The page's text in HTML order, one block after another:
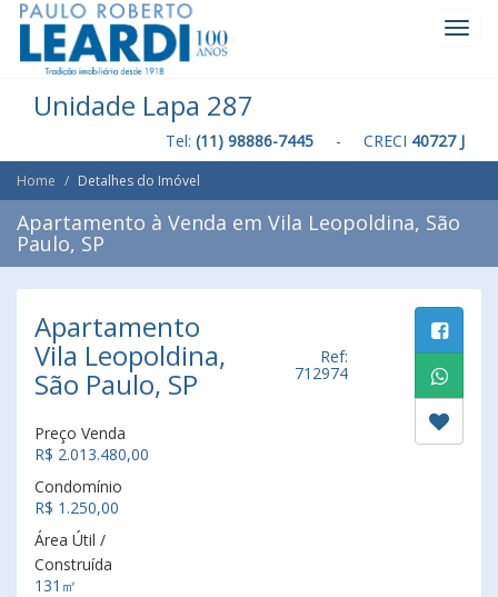
Unidade Lapa 287
Tel: (11) 98886-7445 - CRECI 40727 J
Home Detalhes do Imóvel
Apartamento à Venda em Vila Leopoldina, São
Paulo, SP
Apartamento
Vila Leopoldina,
São Paulo, SP
Ref:
712974
Preço Venda
R$ 2.013.480,00
Condomínio
R$ 1.250,00
Área Útil /
Construída
131㎡